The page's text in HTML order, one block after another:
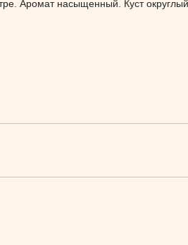
Аромат насыщенный. Куст